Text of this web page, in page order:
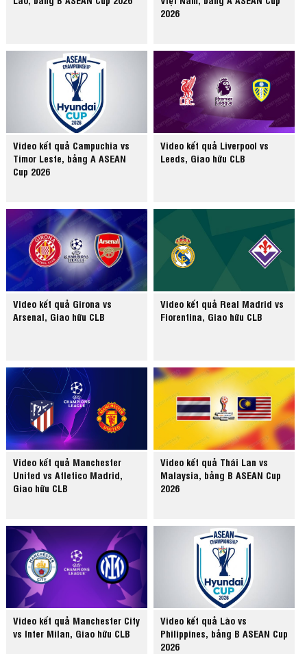
2026
Video kết quả Campuchia vs
Timor Leste, bảng A ASEAN
Cup 2026
Video kết quả Liverpool vs
Leeds, Giao hữu CLB
Video kết quả Girona vs
Arsenal, Giao hữu CLB
Video kết quả Real Madrid vs
Fiorentina, Giao hữu CLB
Video kết quả Manchester
United vs Atletico Madrid,
Giao hữu CLB
Video kết quả Thái Lan vs
Malaysia, bảng B ASEAN Cup
2026
Video kết quả Manchester City
vs Inter Milan, Giao hữu CLB
Video kết quả Lào vs
Philippines, bảng B ASEAN Cup
2026